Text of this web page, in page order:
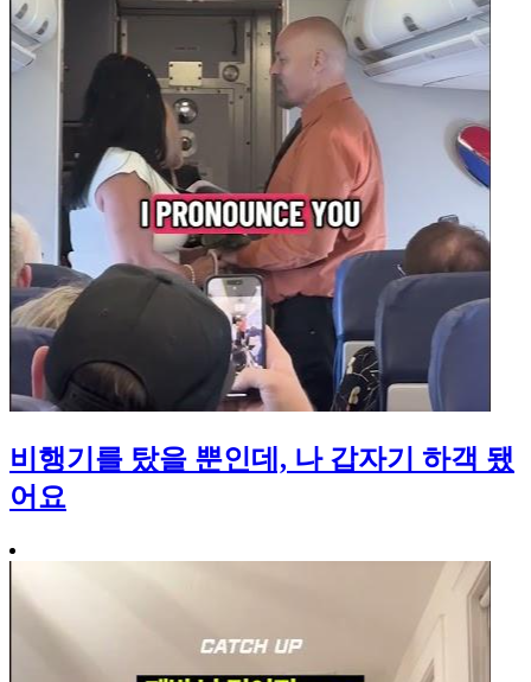
비행기를 탔을 뿐인데, 나 갑자기 하객 됐
어요